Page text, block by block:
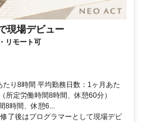
現場デビュー
リモート可
り8時間 平均勤務日数：1ヶ月あた
定労働時間8時間、休憩60分）
8時間、休憩6...
了後はプログラマーとして現場デビ